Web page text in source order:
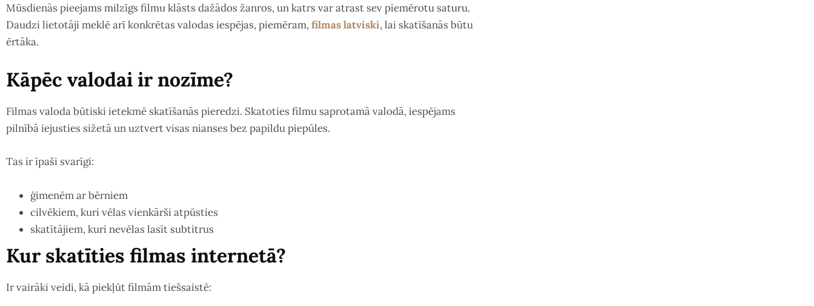
Mūsdienās pieejams milzīgs filmu klāsts dažādos žanros, un katrs var atrast sev piemērotu saturu.
Daudzi lietotāji meklē arī konkrētas valodas iespējas, piemēram,filmas latviski, lai skatīšanās būtu
ērtāka.
Kāpēc valodai ir nozīme?
Filmas valoda būtiski ietekmē skatīšanās pieredzi. Skatoties filmu saprotamā valodā, iespējams
pilnībā iejusties sižetā un uztvert visas nianses bez papildu piepūles.
Tas ir īpaši svarīgi:
ģimenēm ar bērniem
cilvēkiem, kuri vēlas vienkārši atpūsties
skatītājiem, kuri nevēlas lasīt subtitrus
Kur skatīties filmas internetā?
Ir vairāki veidi, kā piekļūt filmām tiešsaistē: